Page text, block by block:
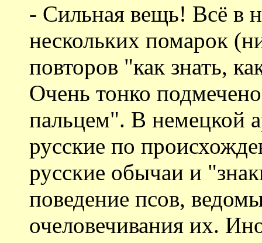
- Сильная вещь! Всё в
нескольких помарок
повторов "как знать,
Очень тонко
пальцем". В немецкой
русские по
русские обычаи и
поведение псов,
очеловечивания их.